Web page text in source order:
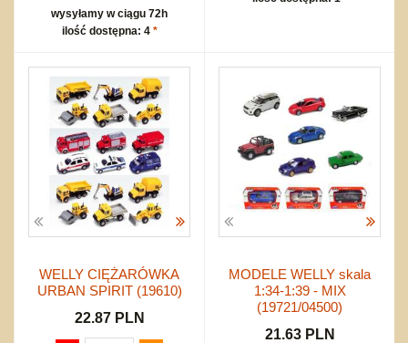
wysyłamy w ciągu 72h
ilość dostępna: 4 *
WELLY CIĘŻARÓWKA
URBAN SPIRIT (19610)
22.87 PLN
MODELE WELLY skala
1:34-1:39 - MIX
(19721/04500)
21.63 PLN